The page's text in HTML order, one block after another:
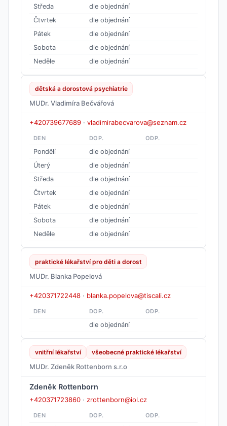
Středa
dle objednání
Čtvrtek
dle objednání
Pátek
dle objednání
Sobota
dle objednání
Neděle
dle objednání
dětská a dorostová psychiatrie
MUDr. Vladimíra Bečvářová
+420739677689 · vladimirabecvarova@seznam.cz
DEN DOP. ODP.
Pondělí
dle objednání
Úterý
dle objednání
Středa
dle objednání
Čtvrtek
dle objednání
Pátek
dle objednání
Sobota
dle objednání
Neděle
dle objednání
praktické lékařství pro děti a dorost
MUDr. Blanka Popelová
+420371722448 · blanka.popelova@tiscali.cz
DEN DOP. ODP.
dle objednání
vnitřní lékařství všeobecné praktické lékařství
MUDr. Zdeněk Rottenborn s.r.o
Zdeněk Rottenborn
+420371723860 · zrottenborn@iol.cz
DEN DOP. ODP.